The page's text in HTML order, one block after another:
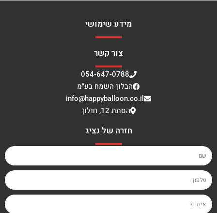
מידע שימושי
צור קשר
054-647-0788
הבלון השמח בע"מ
info@happyballoon.co.il
הסתת 12, חולון
חזרה של נציג